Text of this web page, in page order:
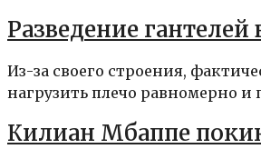
Разведение гантелей
Из-за своего строения,
нагрузить плечо равномерно и
Килиан Мбаппе